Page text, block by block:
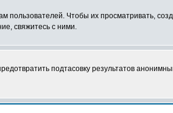
Чтобы их просматривать,
свяжитесь с ними.
подтасовку результатов